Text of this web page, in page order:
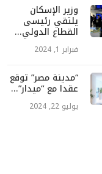
وزير الإسكان
يلتقي رئيسى
القطاع الدولي...
فبراير 1, 2024
“مدينة مصر” توقع
عقدا مع “ميدار”...
يوليو 22, 2024